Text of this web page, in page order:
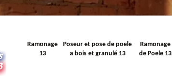
Ramonage
13
Poseur et pose de poele
a bois et granulé 13
Ramonage
de Poele 13